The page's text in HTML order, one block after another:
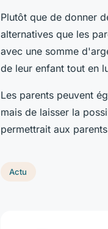
Plutôt que de donner
alternatives que les
avec une somme
de leur enfant tout en
Les parents peuvent
mais de laisser la
permettrait aux
Actu